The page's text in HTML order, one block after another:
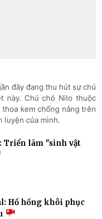
đây đang thu hút sự chú
này. Chú chó Nilo thuộc
kem chống nắng trên
luyện của mình.
Triển lãm "sinh vật
Hồ hồng khôi phục